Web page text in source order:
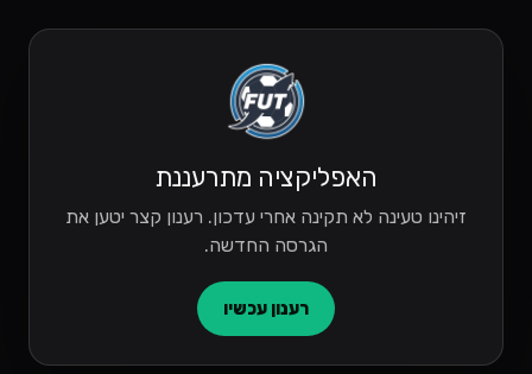
האפליקציה מתרעננת
זיהינו טעינה לא תקינה אחרי עדכון. רענון קצר יטען את
הגרסה החדשה.
רענון עכשיו